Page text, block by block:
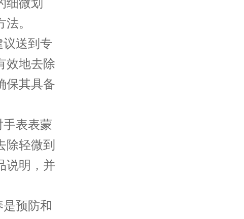
细微划
。
送到专
效地去除
保其具备
表表蒙
除轻微到
说明，并
预防和